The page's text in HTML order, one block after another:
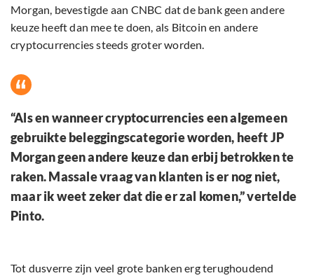
Morgan, bevestigde aan CNBC dat de bank geen andere
keuze heeft dan mee te doen, als Bitcoin en andere
cryptocurrencies steeds groter worden.
“Als en wanneer cryptocurrencies een algemeen
gebruikte beleggingscategorie worden, heeft JP
Morgan geen andere keuze dan erbij betrokken te
raken. Massale vraag van klanten is er nog niet,
maar ik weet zeker dat die er zal komen,” vertelde
Pinto.
Tot dusverre zijn veel grote banken erg terughoudend